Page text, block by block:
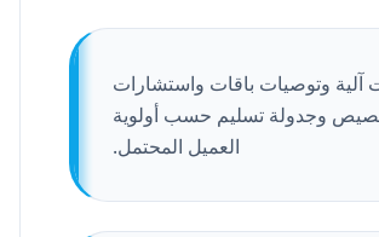
آلية وتوصيات باقات واستشارات
وجدولة تسليم حسب أولوية
العميل المحتمل.